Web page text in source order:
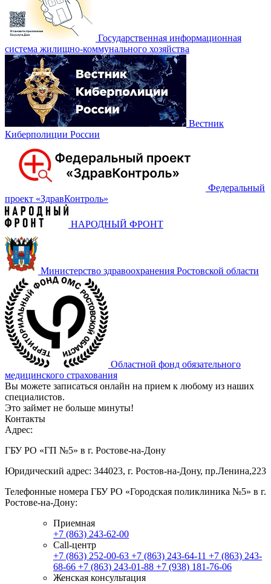
Государственная информационная
система жилищно-коммунального хозяйства
Вестник
Киберполиции России
Федеральный
проект «‎ЗдравКонтроль»
НАРОДНЫЙ ФРОНТ
Министерство здравоохранения Ростовской области
Областной фонд обязательного
медицинского страхования
Вы можете записаться онлайн на прием к любому из наших
специалистов.
Это займет не больше минуты!
Контакты
Адрес:
ГБУ РО «ГП №5» в г. Ростове-на-Дону
Юридический адрес: 344023, г. Ростов-на-Дону, пр.Ленина,223
Телефонные номера ГБУ РО «Городская поликлиника №5» в г.
Ростове-на-Дону:
Приемная
+7 (863) 243-62-00
Call-центр
+7 (863) 252-00-63 +7 (863) 243-64-11 +7 (863) 243-
68-66 +7 (863) 243-01-88 +7 (938) 181-76-06
Женская консультация